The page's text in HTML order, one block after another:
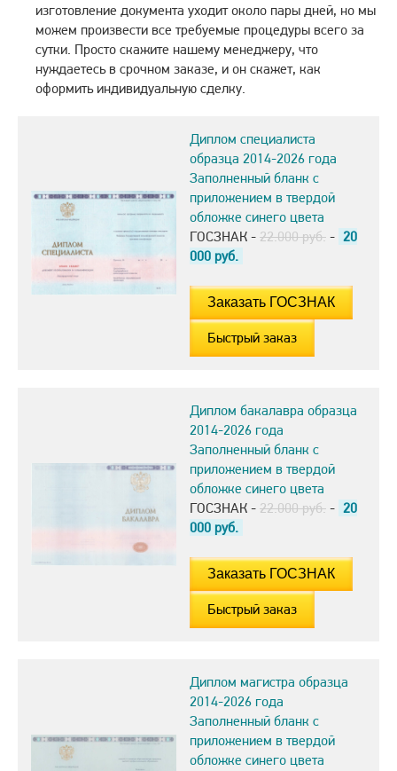
изготовление документа уходит около пары дней, но мы
можем произвести все требуемые процедуры всего за
сутки. Просто скажите нашему менеджеру, что
нуждаетесь в срочном заказе, и он скажет, как
оформить индивидуальную сделку.
Диплом специалиста
образца 2014-2026 года
Заполненный бланк с
приложением в твердой
обложке синего цвета
ГОСЗНАК - 22.000 руб. - 20
000 руб.
Быстрый заказ
Диплом бакалавра образца
2014-2026 года
Заполненный бланк с
приложением в твердой
обложке синего цвета
ГОСЗНАК - 22.000 руб. - 20
000 руб.
Быстрый заказ
Диплом магистра образца
2014-2026 года
Заполненный бланк с
приложением в твердой
обложке синего цвета